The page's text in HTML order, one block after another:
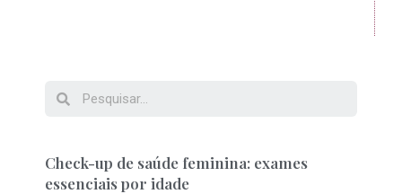
Check-up de saúde feminina: exames
essenciais por idade